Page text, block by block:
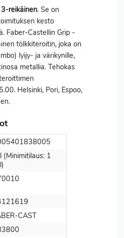
reikäinen. Se on
kesto
Faber-Castellin Grip -
tölkkiteroitin, joka on
lyijy- ja värikynille,
metallia. Tehokas
Helsinki, Pori, Espoo,
(Minimitilaus: 1
CAST